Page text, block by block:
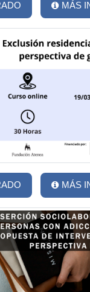
MÁS
MÁS